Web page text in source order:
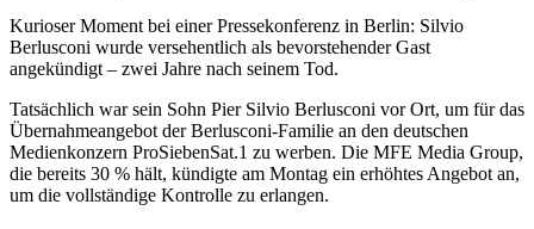
Kurioser Moment bei einer Pressekonferenz in Berlin: Silvio
Berlusconi wurde versehentlich als bevorstehender Gast
angekündigt – zwei Jahre nach seinem Tod.
Tatsächlich war sein Sohn Pier Silvio Berlusconi vor Ort, um für das
Übernahmeangebot der Berlusconi-Familie an den deutschen
Medienkonzern ProSiebenSat.1 zu werben. Die MFE Media Group,
die bereits 30 % hält, kündigte am Montag ein erhöhtes Angebot an,
um die vollständige Kontrolle zu erlangen.